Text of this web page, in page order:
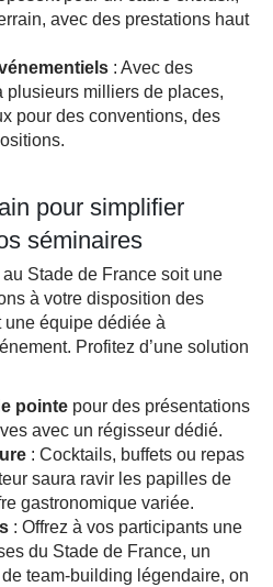
avec des prestations haut
: Avec des
plusieurs milliers de places,
pour des conventions, des
pour simplifier
séminaires
Stade de France soit une
à votre disposition des
équipe dédiée à
Profitez d’une solution
pointe pour des présentations
avec un régisseur dédié.
: Cocktails, buffets ou repas
saura ravir les papilles de
gastronomique variée.
: Offrez à vos participants une
du Stade de France, un
team-building légendaire, on